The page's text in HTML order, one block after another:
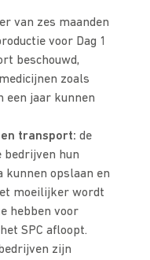
van zes maanden
voor Dag 1
beschouwd,
zoals
een jaar kunnen
transport: de
bedrijven hun
kunnen opslaan en
moeilijker wordt
hebben voor
SPC afloopt.
bedrijven zijn